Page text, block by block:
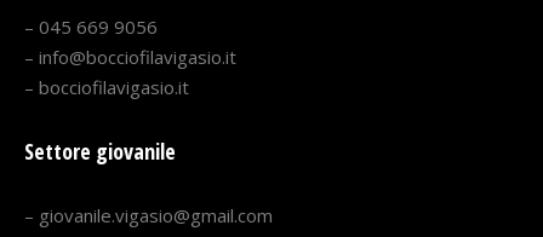
– 045 669 9056
– info@bocciofilavigasio.it
– bocciofilavigasio.it
Settore giovanile
– giovanile.vigasio@gmail.com